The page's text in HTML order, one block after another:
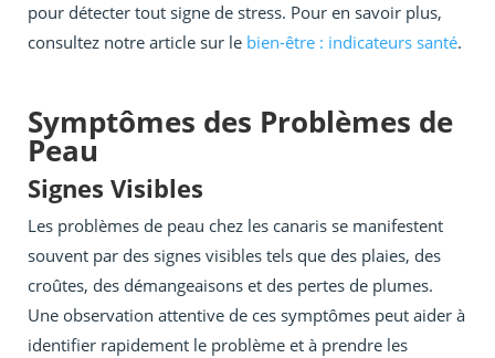
pour détecter tout signe de stress. Pour en savoir plus,
consultez notre article sur le bien-être : indicateurs santé.
Symptômes des Problèmes de
Peau
Signes Visibles
Les problèmes de peau chez les canaris se manifestent
souvent par des signes visibles tels que des plaies, des
croûtes, des démangeaisons et des pertes de plumes.
Une observation attentive de ces symptômes peut aider à
identifier rapidement le problème et à prendre les